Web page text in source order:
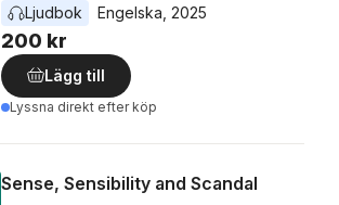
Ljudbok
Engelska, 2025
200 kr
Lägg till
Lyssna direkt efter köp
Sense, Sensibility and Scandal